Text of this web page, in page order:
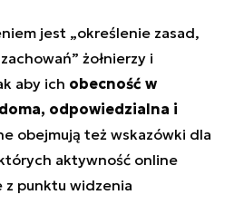
jest „określenie zasad,
żołnierzy i
aby ich obecność w
odpowiedzialna i
obejmują też wskazówki dla
aktywność online
z punktu widzenia